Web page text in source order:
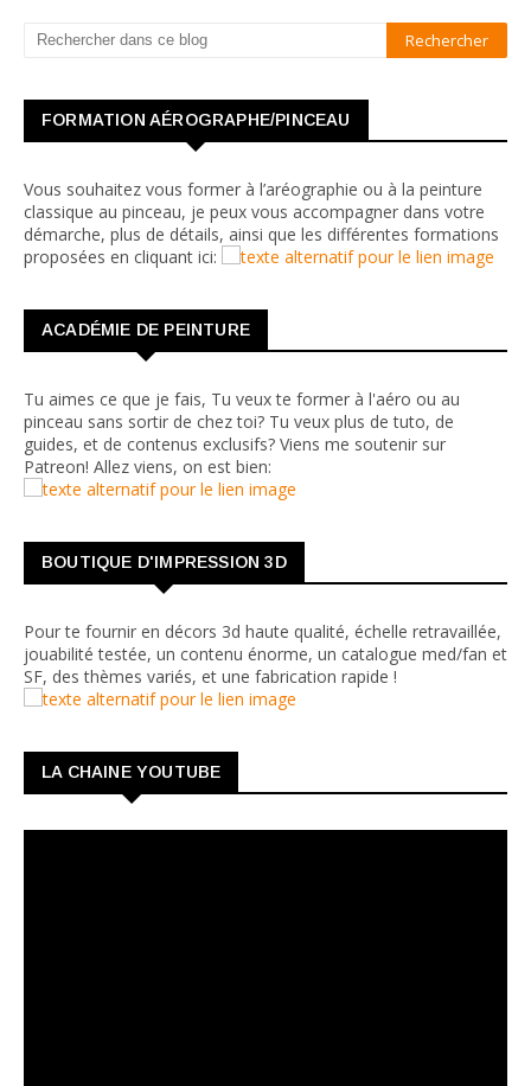
FORMATION AÉROGRAPHE/PINCEAU
Vous souhaitez vous former à l’aréographie ou à la peinture
classique au pinceau, je peux vous accompagner dans votre
démarche, plus de détails, ainsi que les différentes formations
proposées en cliquant ici:
ACADÉMIE DE PEINTURE
Tu aimes ce que je fais, Tu veux te former à l'aéro ou au
pinceau sans sortir de chez toi? Tu veux plus de tuto, de
guides, et de contenus exclusifs? Viens me soutenir sur
Patreon! Allez viens, on est bien:
BOUTIQUE D'IMPRESSION 3D
Pour te fournir en décors 3d haute qualité, échelle retravaillée,
jouabilité testée, un contenu énorme, un catalogue med/fan et
SF, des thèmes variés, et une fabrication rapide !
LA CHAINE YOUTUBE